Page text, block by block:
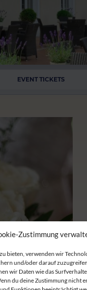
Zustimmung
bieten, verwenden wir
und/oder darauf
wir Daten wie das
du deine Zustimmung nicht
EVENT TICKETS